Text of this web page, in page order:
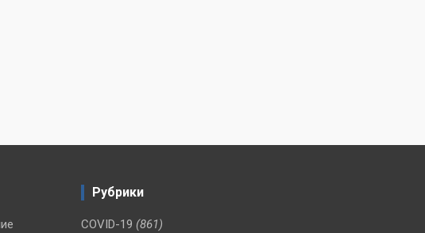
Рубрики
COVID-19 (861)